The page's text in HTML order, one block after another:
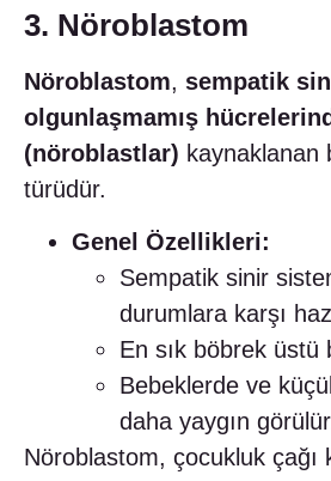
3. Nöroblastom
Nöroblastom, sempatik
olgunlaşmamış
(nöroblastlar) kaynaklanan
türüdür.
Genel Özellikleri:
Sempatik sinir
durumlara karşı
En sık böbrek üstü
Bebeklerde ve
daha yaygın
Nöroblastom, çocukluk çağı